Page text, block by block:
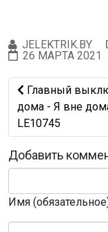
JELEKTRIK.BY
26 МАРТА 2021
Предыдущий:
Главный
дома - Я вне
LE10745
Добавить
Имя